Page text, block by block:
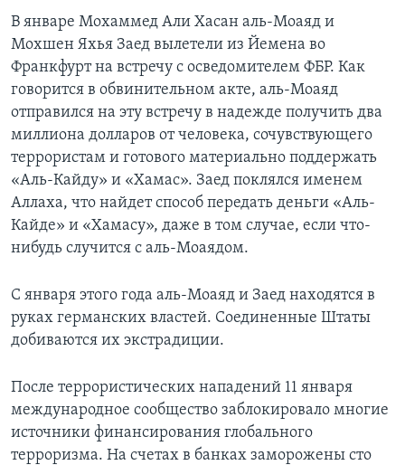
В январе Мохаммед Али Хасан аль-Моаяд и
Мохшен Яхья Заед вылетели из Йемена во
Франкфурт на встречу с осведомителем ФБР. Как
говорится в обвинительном акте, аль-Моаяд
отправился на эту встречу в надежде получить два
миллиона долларов от человека, сочувствующего
террористам и готового материально поддержать
«Аль-Кайду» и «Хамас». Заед поклялся именем
Аллаха, что найдет способ передать деньги «Аль-
Кайде» и «Хамасу», даже в том случае, если что-
нибудь случится с аль-Моаядом.
С января этого года аль-Моаяд и Заед находятся в
руках германских властей. Соединенные Штаты
добиваются их экстрадиции.
После террористических нападений 11 января
международное сообщество заблокировало многие
источники финансирования глобального
терроризма. На счетах в банках заморожены сто